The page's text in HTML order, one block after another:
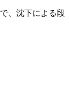
、沈下による段